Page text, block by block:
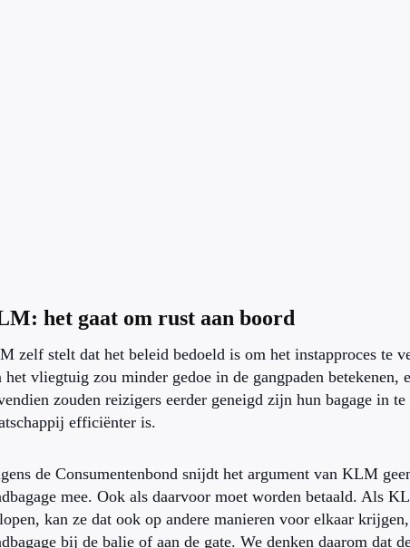
het gaat om rust aan boord
zelf stelt dat het beleid bedoeld is om het instapproces te
het vliegtuig zou minder gedoe in de gangpaden betekenen,
zouden reizigers eerder geneigd zijn hun bagage in
efficiënter is.
de Consumentenbond snijdt het argument van KLM
mee. Ook als daarvoor moet worden betaald. Als
kan ze dat ook op andere manieren voor elkaar
bij de balie of aan de gate. We denken daarom dat